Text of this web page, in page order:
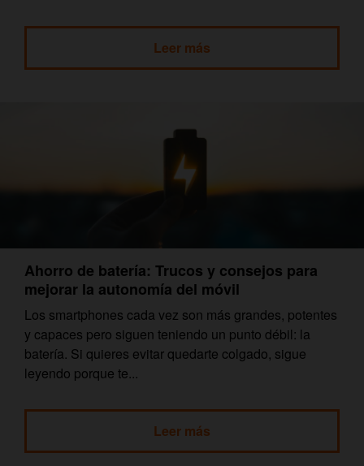
Leer más
Ahorro de batería: Trucos y consejos para
mejorar la autonomía del móvil
Los smartphones cada vez son más grandes, potentes
y capaces pero siguen teniendo un punto débil: la
batería. Si quieres evitar quedarte colgado, sigue
leyendo porque te...
Leer más